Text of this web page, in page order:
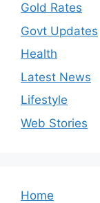
Gold Rates
Govt Updates
Health
Latest News
Lifestyle
Web Stories
Home